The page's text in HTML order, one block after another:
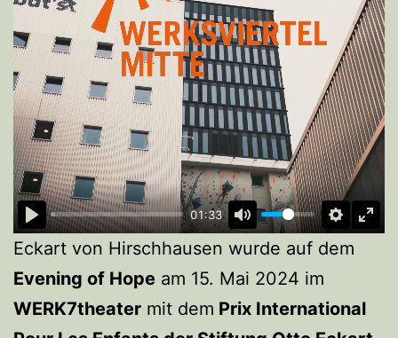
01:33
Eckart von Hirschhausen wurde auf dem
Evening of Hope am 15. Mai 2024 im
WERK7theater mit dem Prix International